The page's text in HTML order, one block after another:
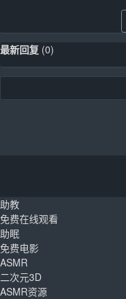
最新回复 (0)
助教
免费在线观看
助眠
免费电影
ASMR
二次元3D
ASMR资源